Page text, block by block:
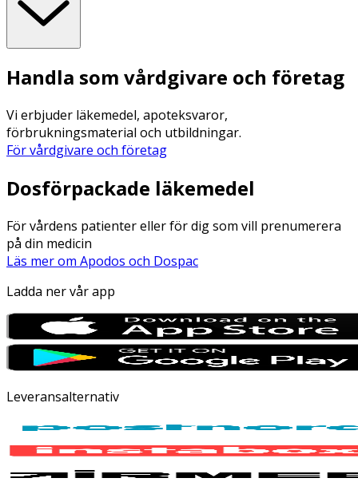
Handla som vårdgivare och företag
Vi erbjuder läkemedel, apoteksvaror,
förbrukningsmaterial och utbildningar.
För vårdgivare och företag
Dosförpackade läkemedel
För vårdens patienter eller för dig som vill prenumerera
på din medicin
Läs mer om Apodos och Dospac
Ladda ner vår app
Leveransalternativ